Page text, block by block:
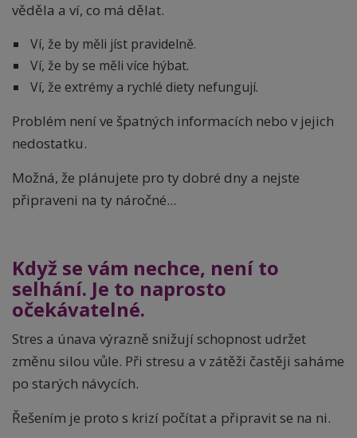
věděla a ví, co má dělat.
Ví, že by měli jíst pravidelně.
Ví, že by se měli více hýbat.
Ví, že extrémy a rychlé diety nefungují.
Problém není ve špatných informacích nebo v jejich
nedostatku.
Možná, že plánujete pro ty dobré dny a nejste
připraveni na ty náročné...
Když se vám nechce, není to
selhání. Je to naprosto
očekávatelné.
Stres a únava výrazně snižují schopnost udržet
změnu silou vůle. Při stresu a v zátěži častěji saháme
po starých návycích.
Řešením je proto s krizí počítat a připravit se na ni.